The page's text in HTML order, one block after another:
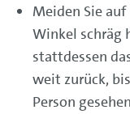
Meiden Sie
Winkel schräg
stattdessen
weit zurück,
Person